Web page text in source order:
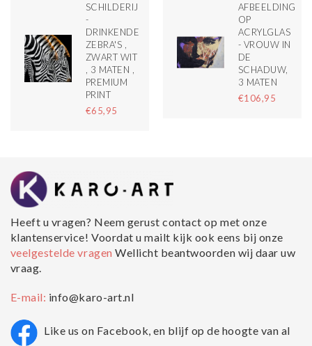
SCHILDERIJ
-
DRINKENDE
ZEBRA'S ,
ZWART WIT
, 3 MATEN ,
PREMIUM
PRINT
€65,95
AFBEELDING
OP
ACRYLGLAS
- VROUW IN
DE
SCHADUW,
3 MATEN
€106,95
Heeft u vragen? Neem gerust contact op met onze
klantenservice! Voordat u mailt kijk ook eens bij onze
veelgestelde vragenWellicht beantwoorden wij daar uw
vraag.
E-mail: info@karo-art.nl
Like us on Facebook, en blijf op de hoogte van al